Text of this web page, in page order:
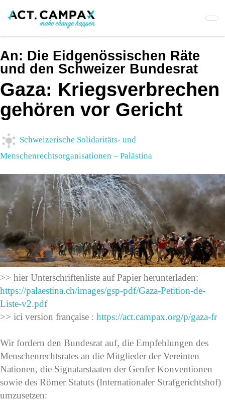
An: Die Eidgenössischen Räte
und den Schweizer Bundesrat
Gaza: Kriegsverbrechen
gehören vor Gericht
Schweizerische Solidaritäts- und
Menschenrechtsorganisationen – Palästina
>> hier Unterschriftenliste auf Papier herunterladen:
https://palaestina.ch/images/gsp-pdf/Gaza-Petition-de-
Liste-v2.pdf
>> ici version française : https://act.campax.org/p/gaza-fr
Wir fordern den Bundesrat auf, die Empfehlungen des
Menschenrechtsrates an die Mitglieder der Vereinten
Nationen, die Signatarstaaten der Genfer Konventionen
sowie des Römer Statuts (Internationaler Strafgerichtshof)
umzusetzen: